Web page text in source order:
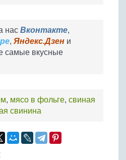
нас Вконтакте,
, Яндекс.Дзен и
самые вкусные
, мясо в фольге, свиная
свинина